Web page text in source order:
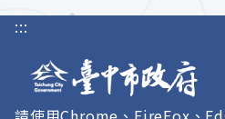
:::